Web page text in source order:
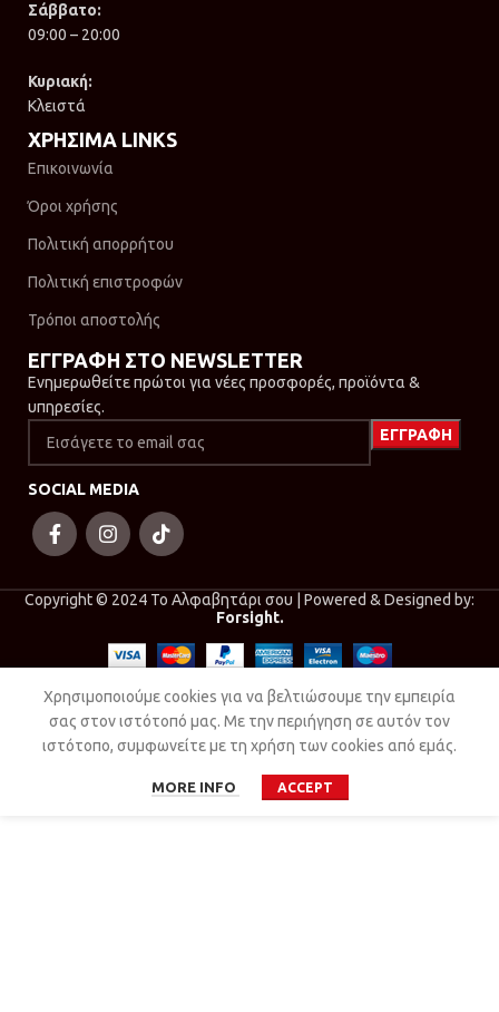
Σάββατο:
09:00 – 20:00
Κυριακή:
Κλειστά
ΧΡΗΣΙΜΑ LINKS
Επικοινωνία
Όροι χρήσης
Πολιτική απορρήτου
Πολιτική επιστροφών
Τρόποι αποστολής
ΕΓΓΡΑΦΗ ΣΤΟ NEWSLETTER
Ενημερωθείτε πρώτοι για νέες προσφορές, προϊόντα &
υπηρεσίες.
SOCIAL MEDIA
Copyright © 2024 Το Αλφαβητάρι σου | Powered & Designed by:
Forsight.
Χρησιμοποιούμε cookies για να βελτιώσουμε την εμπειρία
σας στον ιστότοπό μας. Με την περιήγηση σε αυτόν τον
ιστότοπο, συμφωνείτε με τη χρήση των cookies από εμάς.
MORE INFO ACCEPT